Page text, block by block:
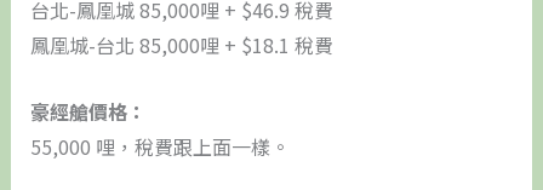
台北-鳳凰城 85,000哩 + $46.9 稅費
鳳凰城-台北 85,000哩 + $18.1 稅費
豪經艙價格：
55,000 哩，稅費跟上面一樣。